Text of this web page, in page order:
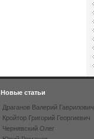
Новые статьи
Драганов Валерий Гаврилович
Кройтор Григорий Георгиевич
Чернявский Олег